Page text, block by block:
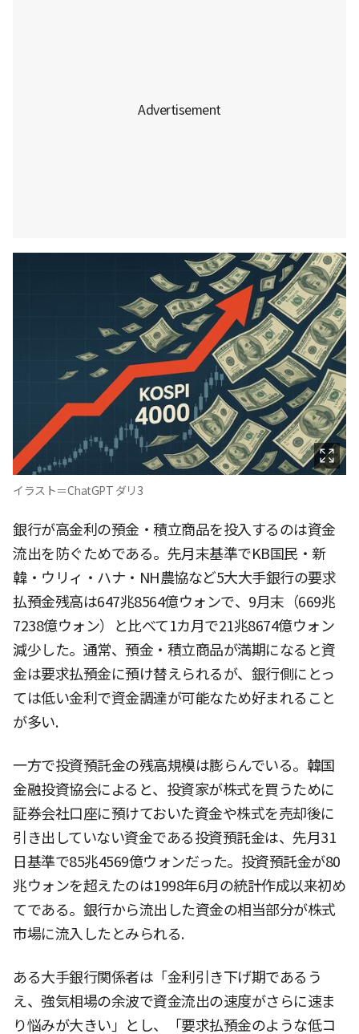
イラスト＝ChatGPT ダリ3
銀行が高金利の預金・積立商品を投入するのは資金
流出を防ぐためである。先月末基準でKB国民・新
韓・ウリィ・ハナ・NH農協など5大大手銀行の要求
払預金残高は647兆8564億ウォンで、9月末（669兆
7238億ウォン）と比べて1カ月で21兆8674億ウォン
減少した。通常、預金・積立商品が満期になると資
金は要求払預金に預け替えられるが、銀行側にとっ
ては低い金利で資金調達が可能なため好まれること
が多い.
一方で投資預託金の残高規模は膨らんでいる。韓国
金融投資協会によると、投資家が株式を買うために
証券会社口座に預けておいた資金や株式を売却後に
引き出していない資金である投資預託金は、先月31
日基準で85兆4569億ウォンだった。投資預託金が80
兆ウォンを超えたのは1998年6月の統計作成以来初め
てである。銀行から流出した資金の相当部分が株式
市場に流入したとみられる.
ある大手銀行関係者は「金利引き下げ期であるう
え、強気相場の余波で資金流出の速度がさらに速ま
り悩みが大きい」とし、「要求払預金のような低コ